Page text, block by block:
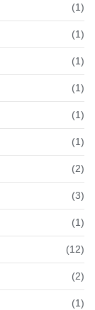
(1)
(1)
(1)
(1)
(1)
(1)
(2)
(3)
(1)
(12)
(2)
(1)